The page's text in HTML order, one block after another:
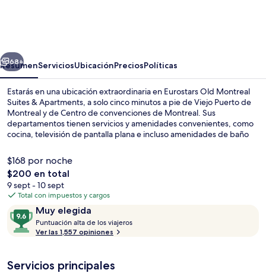
&
Apartments
Siguiente
68+
ResumenServiciosUbicaciónPreciosPolíticas
Estarás en una ubicación extraordinaria en Eurostars Old Montreal
Suites & Apartments, a solo cinco minutos a pie de Viejo Puerto de
Montreal y de Centro de convenciones de Montreal. Sus
departamentos tienen servicios y amenidades convenientes, como
cocina, televisión de pantalla plana e incluso amenidades de baño
características como el personal amable y la ubicación. La propiedad
está a una corta distancia a pie de algunas opciones de transporte
público: Estación de metro de Square Victoria está a 7 minutos y
Estación de metro de Place d’Armes está a 9 minutos.
$168 por noche
El
precio
total
de
$200
$200 en total
9 sept - 10 sept
Total con impuestos y cargos
OpinionesMuy elegida
9.6
de
10,
elegida
Puntuación alta de los viajeros
Ver las 1,557 opiniones
Servicios principales